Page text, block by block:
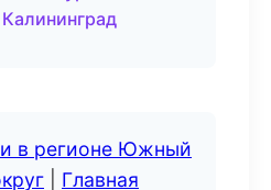
в регионе Южный
Главная